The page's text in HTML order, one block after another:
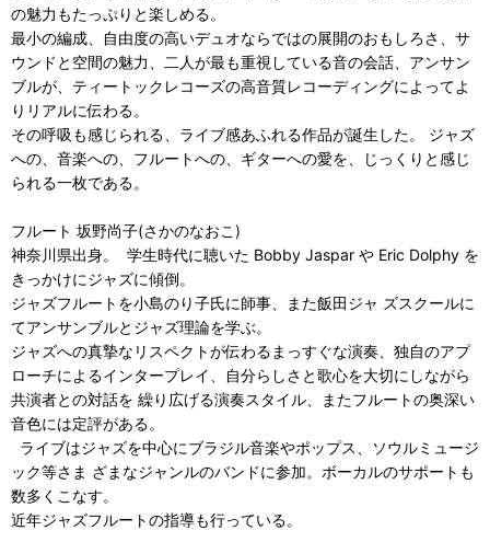
の魅力もたっぷりと楽しめる。
最小の編成、自由度の高いデュオならではの展開のおもしろさ、サ
ウンドと空間の魅力、二人が最も重視している音の会話、アンサン
ブルが、ティートックレコーズの高音質レコーディングによってよ
りリアルに伝わる。
その呼吸も感じられる、ライブ感あふれる作品が誕生した。 ジャズ
への、音楽への、フルートへの、ギターへの愛を、じっくりと感じ
られる一枚である。
フルート 坂野尚子(さかのなおこ)
神奈川県出身。 学生時代に聴いた Bobby Jaspar や Eric Dolphy を
きっかけにジャズに傾倒。
ジャズフルートを小島のり子氏に師事、また飯田ジャ ズスクールに
てアンサンブルとジャズ理論を学ぶ。
ジャズへの真摯なリスペクトが伝わるまっすぐな演奏、独自のアプ
ローチによるインタープレイ、自分らしさと歌心を大切にしながら
共演者との対話を 繰り広げる演奏スタイル、またフルートの奥深い
音色には定評がある。
ライブはジャズを中心にブラジル音楽やポップス、ソウルミュージ
ック等さま ざまなジャンルのバンドに参加。ボーカルのサポートも
数多くこなす。
近年ジャズフルートの指導も行っている。